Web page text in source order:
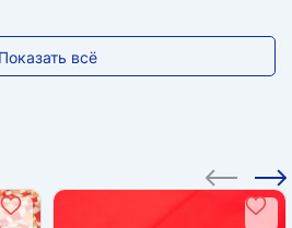
Показать всё